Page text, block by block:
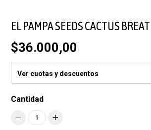
EL PAMPA SEEDS CACTUS
$36.000,00
Ver cuotas y descuentos
Cantidad
1